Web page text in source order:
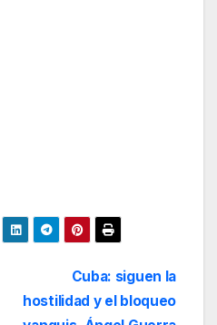
Cuba: siguen la
hostilidad y el bloqueo